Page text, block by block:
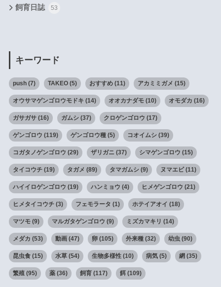
飼育日誌 53
キーワード
push(7) TAKEO(5) おすすめ(11) アカミミガメ (15)
オウサマゲンゴロウモドキ (14) オオカナダモ(10) オモダカ (16)
ガサガサ(16) ガムシ(37) クロゲンゴロウ (17)
ゲンゴロウ (119) ゲンゴロウ種(5) コオイムシ(39)
コガタノゲンゴロウ (29) ザリガニ(37) シマゲンゴロウ (15)
タイコウチ(19) タガメ (89) タマガムシ(9) ヌマエビ(11)
ハイイロゲンゴロウ (19) ハンミョウ (4) ヒメゲンゴロウ (21)
ヒメタイコウチ(3) フェモラータ (1) ホテイアオイ (18)
マツモ(9) マルガタゲンゴロウ (9) ミズカマキリ (14)
メダカ (53) 動画(47) 卵(105) 外来種(32) 幼虫(90)
昆虫食(15) 水草(54) 生物多様性(10) 病気(5) 網 (35)
繁殖(95) 薬(36) 飼育(117) 餌(109)